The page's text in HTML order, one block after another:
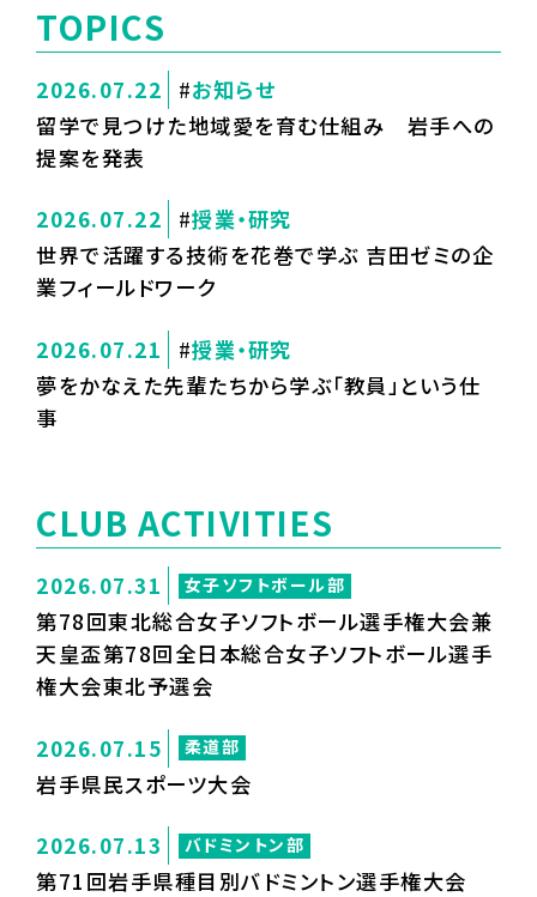
TOPICS
2026.07.22
お知らせ
留学で見つけた地域愛を育む仕組み 岩手への
提案を発表
2026.07.22
授業・研究
世界で活躍する技術を花巻で学ぶ 吉田ゼミの企
業フィールドワーク
2026.07.21
授業・研究
夢をかなえた先輩たちから学ぶ「教員」という仕
事
CLUB ACTIVITIES
2026.07.31 女子ソフトボール部
第78回東北総合女子ソフトボール選手権大会兼
天皇盃第78回全日本総合女子ソフトボール選手
権大会東北予選会
2026.07.15 柔道部
岩手県民スポーツ大会
2026.07.13 バドミントン部
第71回岩手県種目別バドミントン選手権大会